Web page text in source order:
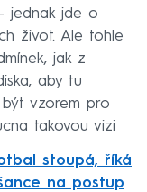
jednak jde o
život. Ale tohle
jak z
aby tu
vzorem pro
takovou vizi
stoupá, říká
na postup